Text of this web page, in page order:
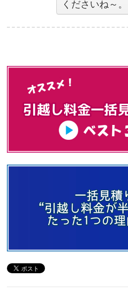
くださいね～。